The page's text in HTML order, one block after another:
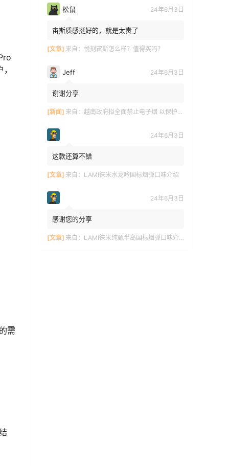
需
松鼠 24年6月3日
宙斯质感挺好的，就是太贵了
[文章] 来自： 悦刻宙斯怎么样？值得买吗？
Jeff 24年6月3日
谢谢分享
[新闻] 来自： 越南政府拟全面禁止电子烟 以保护青少年健康
24年6月3日
这款还算不错
[文章] 来自： LAMI徕米水龙吟国标烟弹口味介绍
24年6月3日
感谢您的分享
[文章] 来自： LAMI徕米纯甄半岛国标烟弹口味介绍